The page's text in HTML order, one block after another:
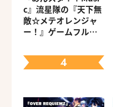
c』流星隊の『天下無
敵☆メテオレンジャ
ー！』ゲームフルサ
4